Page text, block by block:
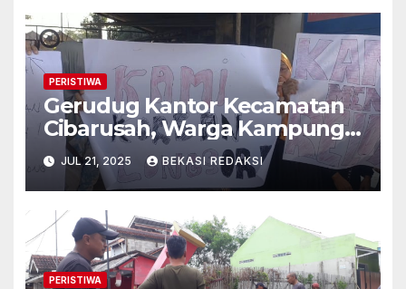
PERISTIWA
Gerudug Kantor Kecamatan
Cibarusah, Warga Kampung
Cigoong Menuntut Relokasi
Rumah
JUL 21, 2025 BEKASI REDAKSI
PERISTIWA